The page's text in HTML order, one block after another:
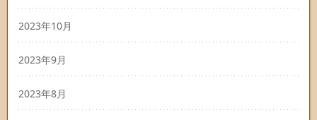
2023年10月
2023年9月
2023年8月